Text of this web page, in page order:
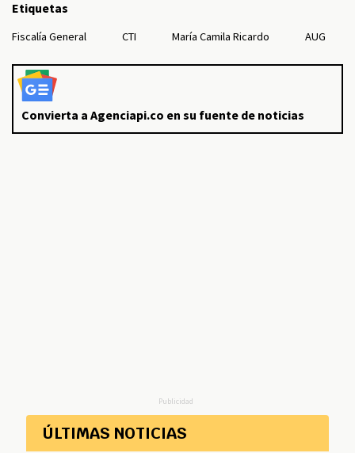
Etiquetas
Fiscalía General CTI María Camila Ricardo AUG
Convierta a Agenciapi.co en su fuente de noticias
Publicidad
ÚLTIMAS NOTICIAS